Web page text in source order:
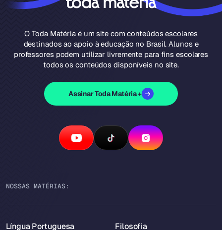
O Toda Matéria é um site com conteúdos escolares
destinados ao apoio à educação no Brasil. Alunos e
professores podem utilizar livremente para fins escolares
todos os conteúdos disponíveis no site.
Assinar Toda Matéria +
NOSSAS MATÉRIAS:
Língua Portuguesa Filosofia